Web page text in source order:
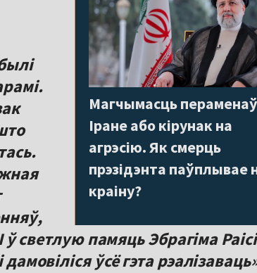
Магчымасць
Іране або кірунак на
агрэсію. Як смерць
прэзідэнта паўплывае
краіну?
ў светлую памяць Эбрагіма
ўсё гэта